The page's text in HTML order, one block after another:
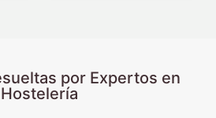
por Expertos en
Hostelería